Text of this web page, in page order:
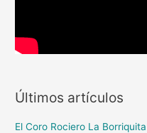
Últimos artículos
El Coro Rociero La